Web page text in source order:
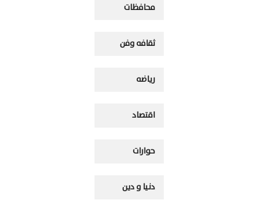
محافظات
ثقافه وفن
رياضه
اقتصاد
حوارات
دنيا و دين